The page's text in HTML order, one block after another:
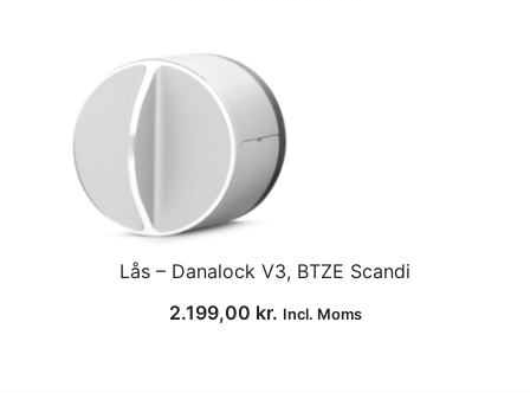
Lås – Danalock V3, BTZE Scandi
2.199,00 kr. Incl. Moms